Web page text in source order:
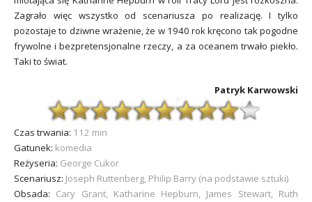
Zagrało więc wszystko od scenariusza po realizację. I tylko
pozostaje to dziwne wrażenie, że w 1940 rok kręcono tak pogodne
frywolne i bezpretensjonalne rzeczy, a za oceanem trwało piekło.
Taki to świat.
Patryk Karwowski
Czas trwania: 112 min
Gatunek: komedia
Reżyseria: George Cukor
Scenariusz: Joseph Ruttenberg, Philip Barry (na podstawie sztuki)
Obsada: Cary Grant, Katharine Hepburn, James Stewart, Ruth